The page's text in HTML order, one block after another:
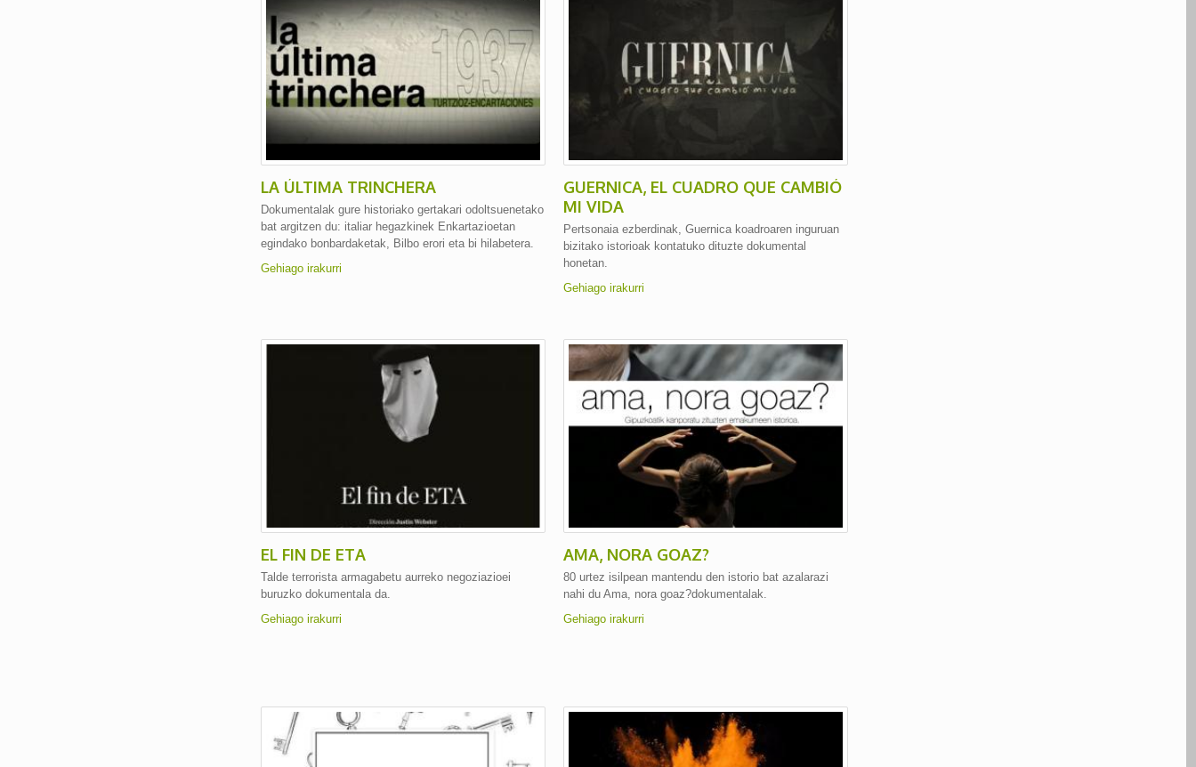
LA ÚLTIMA TRINCHERA
Dokumentalak gure historiako gertakari odoltsuenetako
bat argitzen du: italiar hegazkinek Enkartazioetan
egindako bonbardaketak, Bilbo erori eta bi hilabetera.
Gehiago irakurri
GUERNICA, EL CUADRO QUE CAMBIÓ
MI VIDA
Pertsonaia ezberdinak, Guernica koadroaren inguruan
bizitako istorioak kontatuko dituzte dokumental
honetan.
Gehiago irakurri
EL FIN DE ETA
Talde terrorista armagabetu aurreko negoziazioei
buruzko dokumentala da.
Gehiago irakurri
AMA, NORA GOAZ?
80 urtez isilpean mantendu den istorio bat azalarazi
nahi du Ama, nora goaz?dokumentalak.
Gehiago irakurri